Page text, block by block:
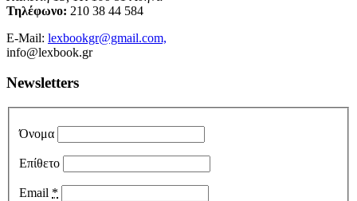
Τηλέφωνο: 210 38 44 584
E-Mail: lexbookgr@gmail.com,
info@lexbook.gr
Newsletters
Όνομα
Επίθετο
Email *